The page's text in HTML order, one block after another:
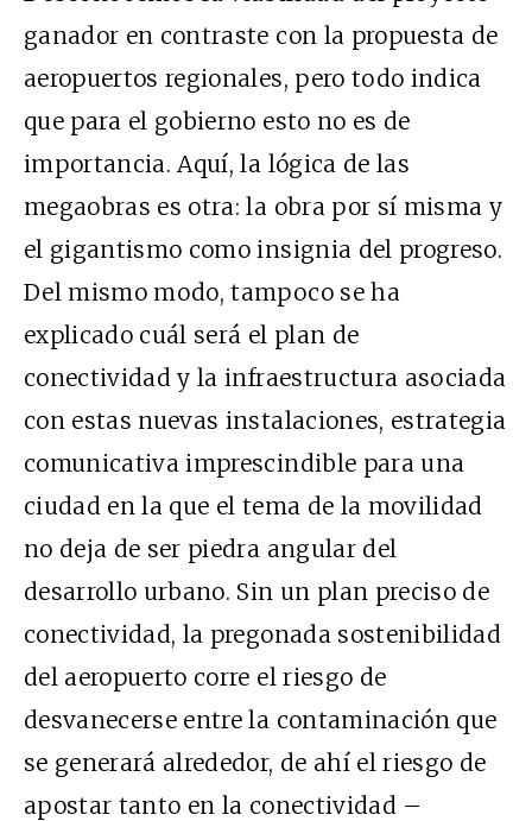
ganador en contraste con la propuesta de
aeropuertos regionales, pero todo indica
que para el gobierno esto no es de
importancia. Aquí, la lógica de las
megaobras es otra: la obra por sí misma y
el gigantismo como insignia del progreso.
Del mismo modo, tampoco se ha
explicado cuál será el plan de
conectividad y la infraestructura asociada
con estas nuevas instalaciones, estrategia
comunicativa imprescindible para una
ciudad en la que el tema de la movilidad
no deja de ser piedra angular del
desarrollo urbano. Sin un plan preciso de
conectividad, la pregonada sostenibilidad
del aeropuerto corre el riesgo de
desvanecerse entre la contaminación que
se generará alrededor, de ahí el riesgo de
apostar tanto en la conectividad –